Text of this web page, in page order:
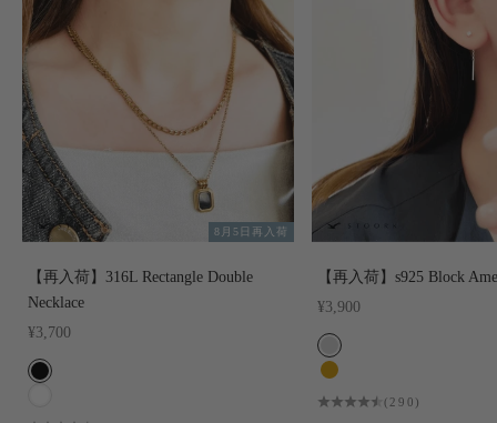
8月5日再入荷
【再入荷】316L Rectangle Double
Necklace
セール価格
¥3,700
COLOR
ブラック
【再入荷】s925 Block
セール価格
¥3,900
COLOR
SILVER
GOLD
(290)